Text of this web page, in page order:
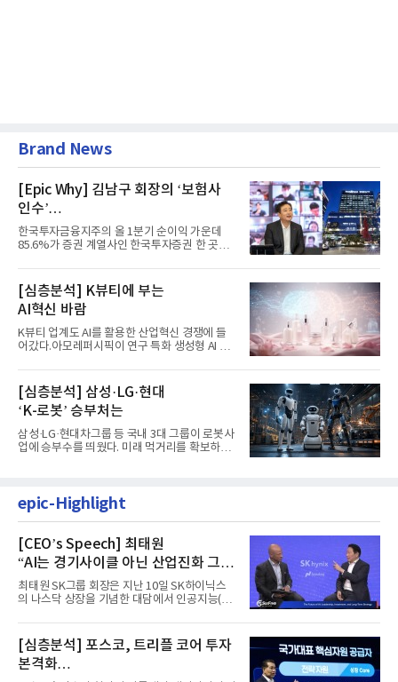
Brand News
[Epic Why] 김남구 회장의 ‘보험사
인수’
발걸음이 신중해진 배경은?
한국투자금융지주의 올 1분기 순이익 가운데
85.6%가 증권 계열사인 한국투자증권 한 곳에
[심층분석] K뷰티에 부는
AI혁신 바람
K뷰티 업계도 AI를 활용한 산업혁신 경쟁에 들
어갔다.아모레퍼시픽이 연구 특화 생성형 AI 플
[심층분석] 삼성·LG·현대
‘K-로봇’ 승부처는
삼성·LG·현대차그룹 등 국내 3대 그룹이 로봇사
업에 승부수를 띄웠다. 미래 먹거리를 확보하기
epic-Highlight
[CEO’s Speech] 최태원
“AI는 경기사이클 아닌 산업진화 그
자체”
최태원 SK그룹 회장은 지난 10일 SK하이닉스
의 나스닥 상장을 기념한 대담에서 인공지능(AI)
[심층분석] 포스코, 트리플 코어 투자
본격화